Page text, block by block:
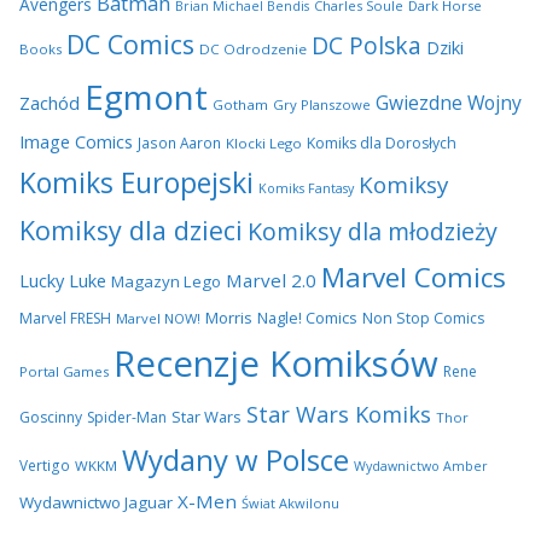
Brian Michael Bendis Charles Soule Dark Horse
Books DC Comics DC Odrodzenie DC Polska Dziki
Zachód Egmont Gotham Gry Planszowe Gwiezdne Wojny
Image Comics Jason Aaron Klocki Lego Komiks dla Dorosłych
Komiks Europejski Komiks Fantasy Komiksy
Komiksy dla dzieci Komiksy dla młodzieży
Lucky Luke Magazyn Lego Marvel 2.0 Marvel Comics
Marvel FRESH Marvel NOW! Morris Nagle! Comics Non Stop Comics
Portal Games Recenzje Komiksów Rene
Goscinny Spider-Man Star Wars Star Wars Komiks Thor
Vertigo WKKM Wydany w Polsce Wydawnictwo Amber
Wydawnictwo Jaguar X-Men Świat Akwilonu